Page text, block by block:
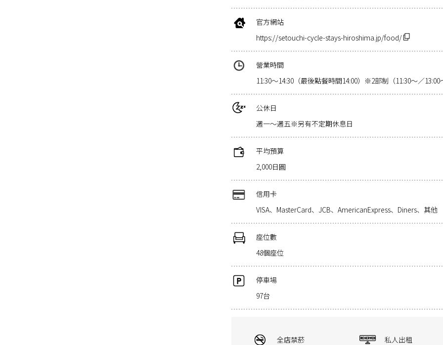
官方網站
https://setouchi-cycle-stays-hiroshima.jp/food/
營業時間
11:30～14:30（最後點餐時間14:00）※2部制（11:30～／13:00
公休日
週一～週五※另有不定期休息日
平均預算
2,000日圓
信用卡
VISA、MasterCard、JCB、AmericanExpress、Diners、其他
座位數
48個座位
停車場
97台
全店禁菸 私人出租